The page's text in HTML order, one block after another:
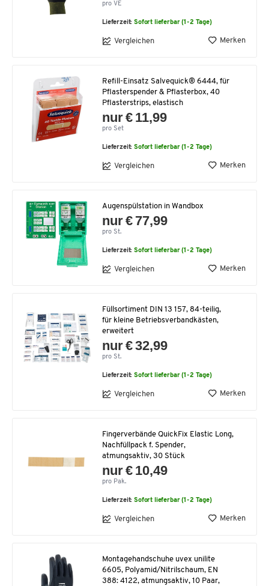
pro VE
Lieferzeit:Sofort lieferbar (1-2 Tage)
Vergleichen Merken
Refill-Einsatz Salvequick® 6444, für
Pflasterspender & Pflasterbox, 40
Pflasterstrips, elastisch
nur € 11,99
pro Set
Lieferzeit:Sofort lieferbar (1-2 Tage)
Vergleichen Merken
Augenspülstation in Wandbox
nur € 77,99
pro St.
Lieferzeit:Sofort lieferbar (1-2 Tage)
Vergleichen Merken
Füllsortiment DIN 13 157, 84-teilig,
für kleine Betriebsverbandkästen,
erweitert
nur € 32,99
pro St.
Lieferzeit:Sofort lieferbar (1-2 Tage)
Vergleichen Merken
Fingerverbände QuickFix Elastic Long,
Nachfüllpack f. Spender,
atmungsaktiv, 30 Stück
nur € 10,49
pro Pak.
Lieferzeit:Sofort lieferbar (1-2 Tage)
Vergleichen Merken
Montagehandschuhe uvex unilite
6605, Polyamid/Nitrilschaum, EN
388: 4122, atmungsaktiv, 10 Paar,